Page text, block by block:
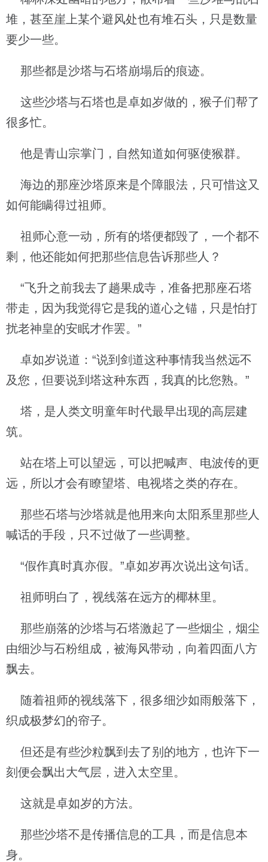
堆，甚至崖上某个避风处也有堆石头，只是数量
要少一些。
那些都是沙塔与石塔崩塌后的痕迹。
这些沙塔与石塔也是卓如岁做的，猴子们帮了
很多忙。
他是青山宗掌门，自然知道如何驱使猴群。
海边的那座沙塔原来是个障眼法，只可惜这又
如何能瞒得过祖师。
祖师心意一动，所有的塔便都毁了，一个都不
剩，他还能如何把那些信息告诉那些人？
“飞升之前我去了趟果成寺，准备把那座石塔
带走，因为我觉得它是我的道心之锚，只是怕打
扰老神皇的安眠才作罢。”
卓如岁说道：“说到剑道这种事情我当然远不
及您，但要说到塔这种东西，我真的比您熟。”
塔，是人类文明童年时代最早出现的高层建
筑。
站在塔上可以望远，可以把喊声、电波传的更
远，所以才会有瞭望塔、电视塔之类的存在。
那些石塔与沙塔就是他用来向太阳系里那些人
喊话的手段，只不过做了一些调整。
“假作真时真亦假。”卓如岁再次说出这句话。
祖师明白了，视线落在远方的椰林里。
那些崩落的沙塔与石塔激起了一些烟尘，烟尘
由细沙与石粉组成，被海风带动，向着四面八方
飘去。
随着祖师的视线落下，很多细沙如雨般落下，
织成极梦幻的帘子。
但还是有些沙粒飘到去了别的地方，也许下一
刻便会飘出大气层，进入太空里。
这就是卓如岁的方法。
那些沙塔不是传播信息的工具，而是信息本
身。